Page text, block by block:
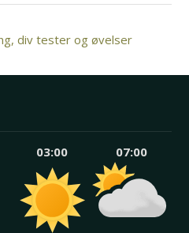
div tester og øvelser
03:00 07:00